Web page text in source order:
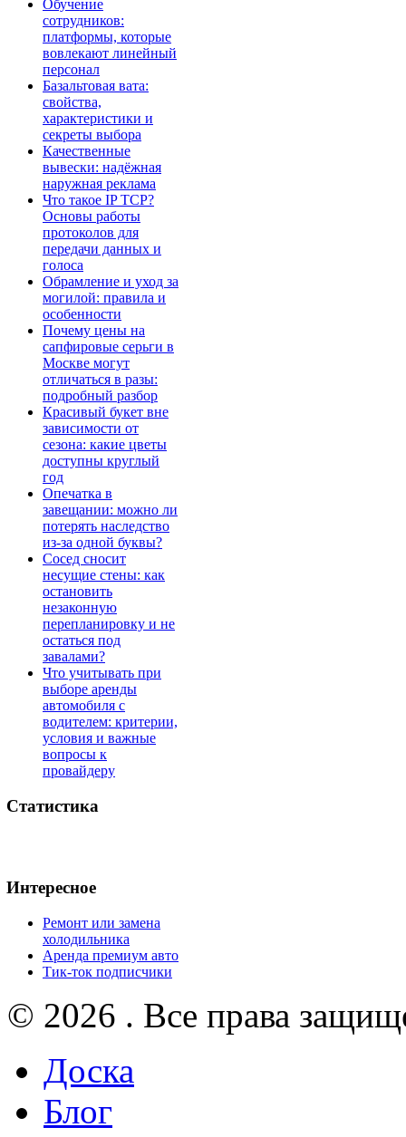
Обучение
сотрудников:
платформы, которые
вовлекают линейный
персонал
Базальтовая вата:
свойства,
характеристики и
секреты выбора
Качественные
вывески: надёжная
наружная реклама
Что такое IP TCP?
Основы работы
протоколов для
передачи данных и
голоса
Обрамление и уход за
могилой: правила и
особенности
Почему цены на
сапфировые серьги в
Москве могут
отличаться в разы:
подробный разбор
Красивый букет вне
зависимости от
сезона: какие цветы
доступны круглый
год
Опечатка в
завещании: можно ли
потерять наследство
из-за одной буквы?
Сосед сносит
несущие стены: как
остановить
незаконную
перепланировку и не
остаться под
завалами?
Что учитывать при
выборе аренды
автомобиля с
водителем: критерии,
условия и важные
вопросы к
провайдеру
Статистика
Интересное
Ремонт или замена
холодильника
Аренда премиум авто
Тик-ток подписчики
© 2026 . Все права
Доска
Блог